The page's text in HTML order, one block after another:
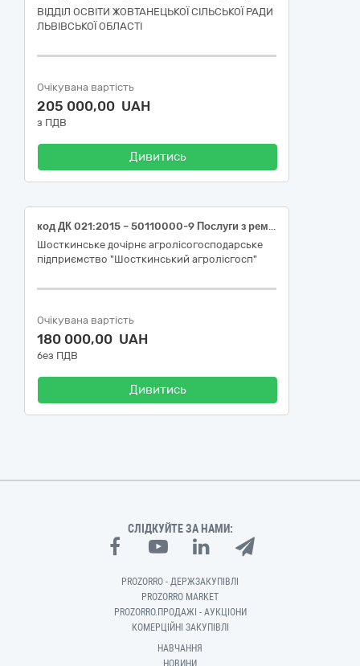
ВІДДІЛ ОСВІТИ ЖОВТАНЕЦЬКОЇ СІЛЬСЬКОЇ РАДИ
ЛЬВІВСЬКОЇ ОБЛАСТІ
Очікувана вартість
205 000,00 UAH
з ПДВ
Дивитись
код ДК 021:2015 – 50110000-9 Послуги з ремонту і технічного обслуговування мототранспортних засобів і супутнього обладнання (технічне обслуговування та ремонт автотранспортних засобів ДП «Шосткинський агролісгосп»)
Шосткинське дочірнє агролісогосподарське
підприємство "Шосткинський агролісгосп"
Очікувана вартість
180 000,00 UAH
без ПДВ
Дивитись
СЛІДКУЙТЕ ЗА НАМИ:
PROZORRO - ДЕРЖЗАКУПІВЛІ
PROZORRO MARKET
PROZORRO.ПРОДАЖІ - АУКЦІОНИ
КОМЕРЦІЙНІ ЗАКУПІВЛІ
НАВЧАННЯ
НОВИНИ